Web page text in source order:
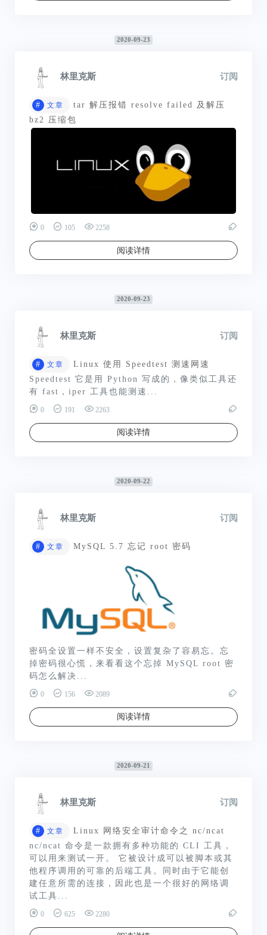
2020-09-23
林里克斯 订阅
# 文章
tar 解压报错 resolve failed 及解压
bz2 压缩包
0 105 2258
阅读详情
2020-09-23
林里克斯 订阅
# 文章
Linux 使用 Speedtest 测速网速
Speedtest 它是用 Python 写成的，像类似工具还
有 fast，iper 工具也能测速...
0 191 2263
阅读详情
2020-09-22
林里克斯 订阅
# 文章 MySQL 5.7 忘记 root 密码
密码全设置一样不安全，设置复杂了容易忘。忘
掉密码很心慌，来看看这个忘掉 MySQL root 密
码怎么解决...
0 156 2089
阅读详情
2020-09-21
林里克斯 订阅
# 文章
Linux 网络安全审计命令之 nc/ncat
nc/ncat 命令是一款拥有多种功能的 CLI 工具，
可以用来测试一开。 它被设计成可以被脚本或其
他程序调用的可靠的后端工具。同时由于它能创
建任意所需的连接，因此也是一个很好的网络调
试工具...
0 625 2280